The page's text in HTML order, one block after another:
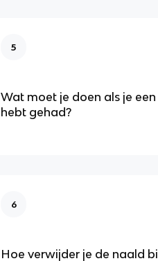
5
Wat moet je doen als je
hebt gehad?
6
Hoe verwijder je de naald